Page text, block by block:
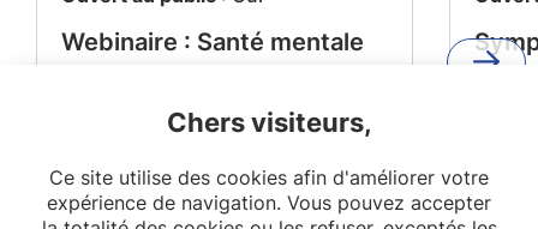
Webinaire : Santé mentale
Projet MEMORIES
la
Chers visiteurs,
Ce site utilise des cookies afin d'améliorer votre
expérience de navigation. Vous pouvez accepter